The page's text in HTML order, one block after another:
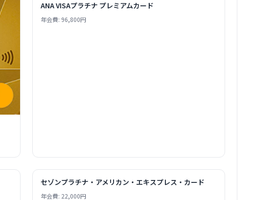
ANA VISAプラチナ プレミアムカード
年会費: 96,800円
セゾンプラチナ・アメリカン・エキスプレス・カード
年会費: 22,000円